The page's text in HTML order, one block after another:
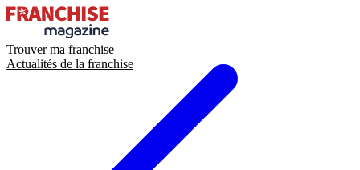
Trouver ma franchise
Actualités de la franchise